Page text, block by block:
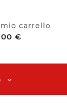
carrello
€